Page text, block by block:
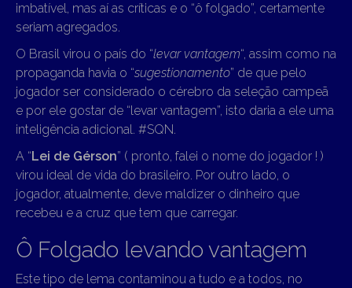
imbatível, mas aí as críticas e o “ô folgado”, certamente
seriam agregados.
O Brasil virou o país do “levar vantagem“, assim como na
propaganda havia o “sugestionamento” de que pelo
jogador ser considerado o cérebro da seleção campeã
e por ele gostar de “levar vantagem”, isto daria a ele uma
inteligência adicional. #SQN.
A “Lei de Gérson” ( pronto, falei o nome do jogador ! )
virou ideal de vida do brasileiro. Por outro lado, o
jogador, atualmente, deve maldizer o dinheiro que
recebeu e a cruz que tem que carregar.
Ô Folgado levando vantagem
Este tipo de lema contaminou a tudo e a todos, no